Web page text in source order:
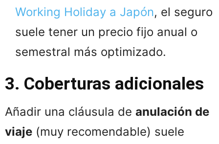
Working Holiday a Japón, el seguro
suele tener un precio fijo anual o
semestral más optimizado.
3. Coberturas adicionales
Añadir una cláusula de anulación de
viaje (muy recomendable) suele